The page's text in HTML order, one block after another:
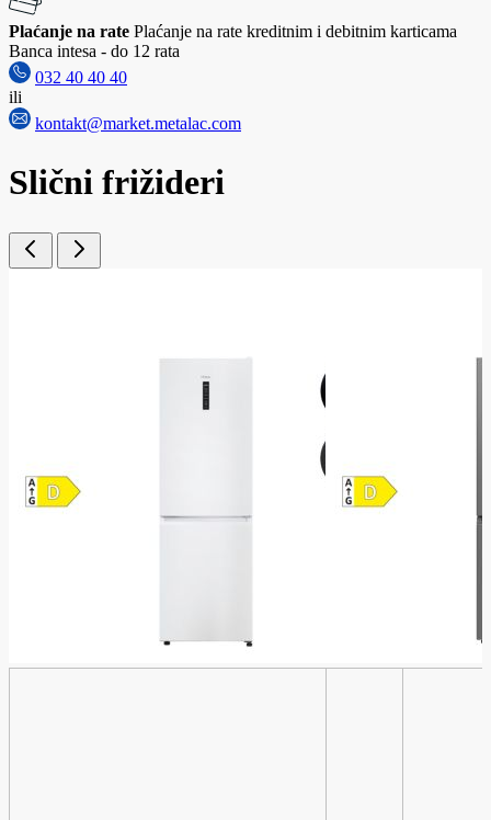
Plaćanje na rate Plaćanje na rate kreditnim i debitnim karticama
Banca intesa - do 12 rata
032 40 40 40
ili
kontakt@market.metalac.com
Slični frižideri